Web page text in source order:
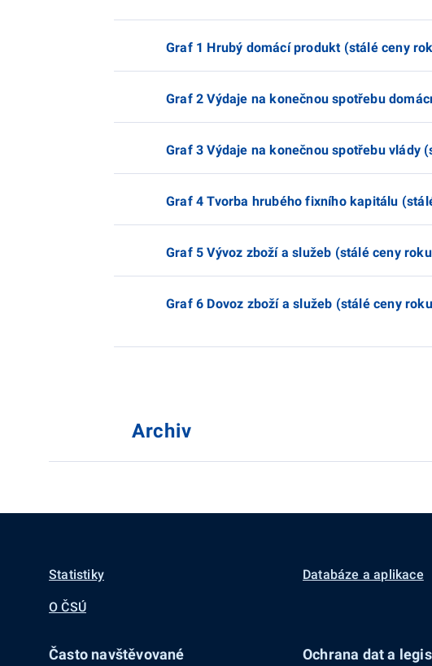
Graf 1 Hrubý domácí produkt (stálé ceny
Graf 2 Výdaje na konečnou spotřebu
Graf 3 Výdaje na konečnou spotřebu vlády
Graf 4 Tvorba hrubého fixního kapitálu
Graf 5 Vývoz zboží a služeb (stálé ceny
Graf 6 Dovoz zboží a služeb (stálé ceny
Archiv
Statistiky Databáze a aplikace
O ČSÚ
Často navštěvované Ochrana dat a